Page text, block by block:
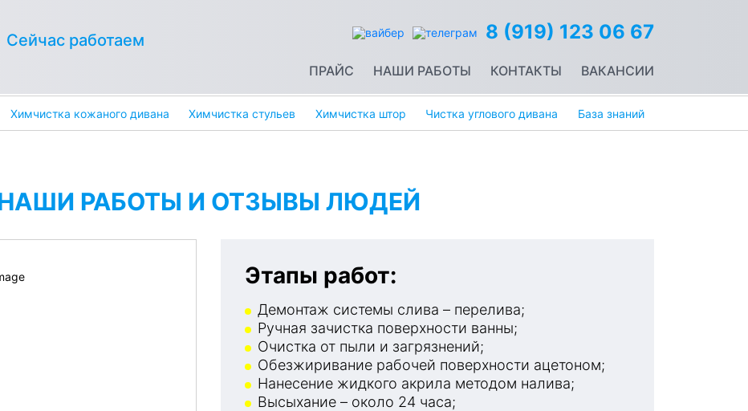
Сейчас работаем 8 (919) 123 06 67
ПРАЙС НАШИ РАБОТЫ КОНТАКТЫ ВАКАНСИИ
Химчистка кожаного дивана Химчистка стульев Химчистка штор Чистка углового дивана База знаний
РАБОТЫ И ОТЗЫВЫ ЛЮДЕЙ
Этапы работ:
Демонтаж системы слива – перелива;
Ручная зачистка поверхности ванны;
Очистка от пыли и загрязнений;
Обезжиривание рабочей поверхности ацетоном;
Нанесение жидкого акрила методом налива;
Высыхание – около 24 часа;